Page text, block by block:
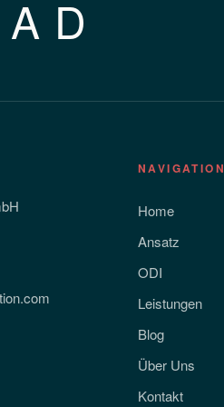
NAVIGATION
Home
Ansatz
ODI
Leistungen
Blog
Über Uns
Kontakt